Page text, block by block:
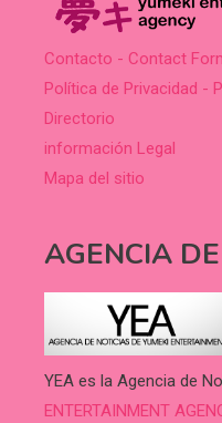
Contacto - Contact
Política de Privacidad -
Directorio
información Legal
Mapa del sitio
AGENCIA
YEA es la Agencia de
ENTERTAINMENT